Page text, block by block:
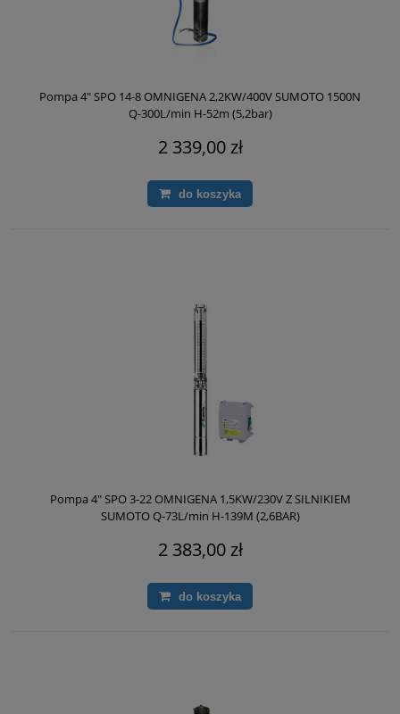
Pompa 4" SPO 14-8 OMNIGENA 2,2KW/400V SUMOTO 1500N
Q-300L/min H-52m (5,2bar)
2 339,00 zł
do koszyka
Pompa 4" SPO 3-22 OMNIGENA 1,5KW/230V Z SILNIKIEM
SUMOTO Q-73L/min H-139M (2,6BAR)
2 383,00 zł
do koszyka